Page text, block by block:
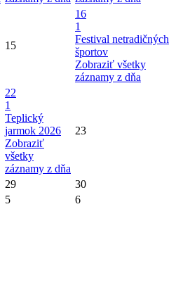
15
16
1
Festival netradičných
športov
Zobraziť všetky
záznamy z dňa
22
1
Teplický
jarmok 2026
Zobraziť
všetky
záznamy z dňa
23
29
30
5 6